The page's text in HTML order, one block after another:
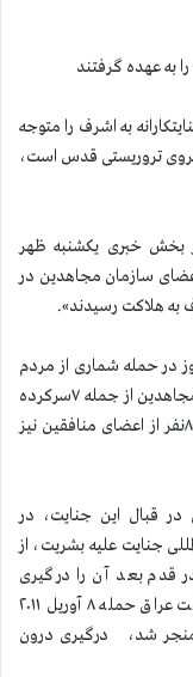
به عهده گرفتند
به اشرف را متوجه
تروریستی قدس است،
بخش خبری یکشنبه ظهر
سازمان مجاهدین در
به هلاکت رسیدند».
در حمله شماری از مردم
عراق به پادگان اشرف دست کم ۲۳عضو سازمان مجاهدین از جمله ۷سرکرده
این گروه به هلاکت رسیدند. در این حمله حدود ۸۰نفر از اعضای منافقین نیز
در قبال این جنایت، در
جنایت علیه بشریت، از
قدم بعد آن را درگیری
درون مجاهدین توصیف کرد. پیش از این نیز دولت عراق حمله ۸ آوریل ۲۰۱۱
به اشرف را که به شهادت ۳۷تن منجر شد، درگیری درون